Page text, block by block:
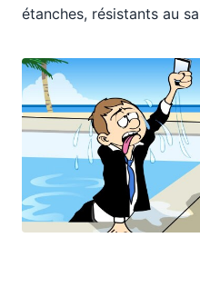
étanches, résistants au